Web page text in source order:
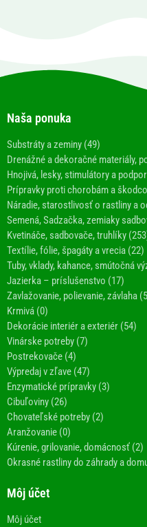
Naša ponuka
Substráty a zeminy (49)
Drenážné a dekoračné materiály,
Hnojivá, lesky, stimulátory a
Prípravky proti chorobám a
Náradie, starostlivosť o rastliny a
Semená, Sadzačka, zemiaky
Kvetináče, sadbovače, truhlíky
Textílie, fólie, špagáty a vrecia (22)
Tuby, vklady, kahance, smútočná
Jazierka – príslušenstvo (17)
Zavlažovanie, polievanie, závlaha
Krmivá (0)
Dekorácie interiér a exteriér (54)
Vinárske potreby (7)
Postrekovače (4)
Výpredaj v zľave (47)
Enzymatické prípravky (3)
Cibuľoviny (26)
Chovateľské potreby (2)
Aranžovanie (0)
Kúrenie, grilovanie, domácnosť (2)
Okrasné rastliny do záhrady a
Môj účet
Môj účet